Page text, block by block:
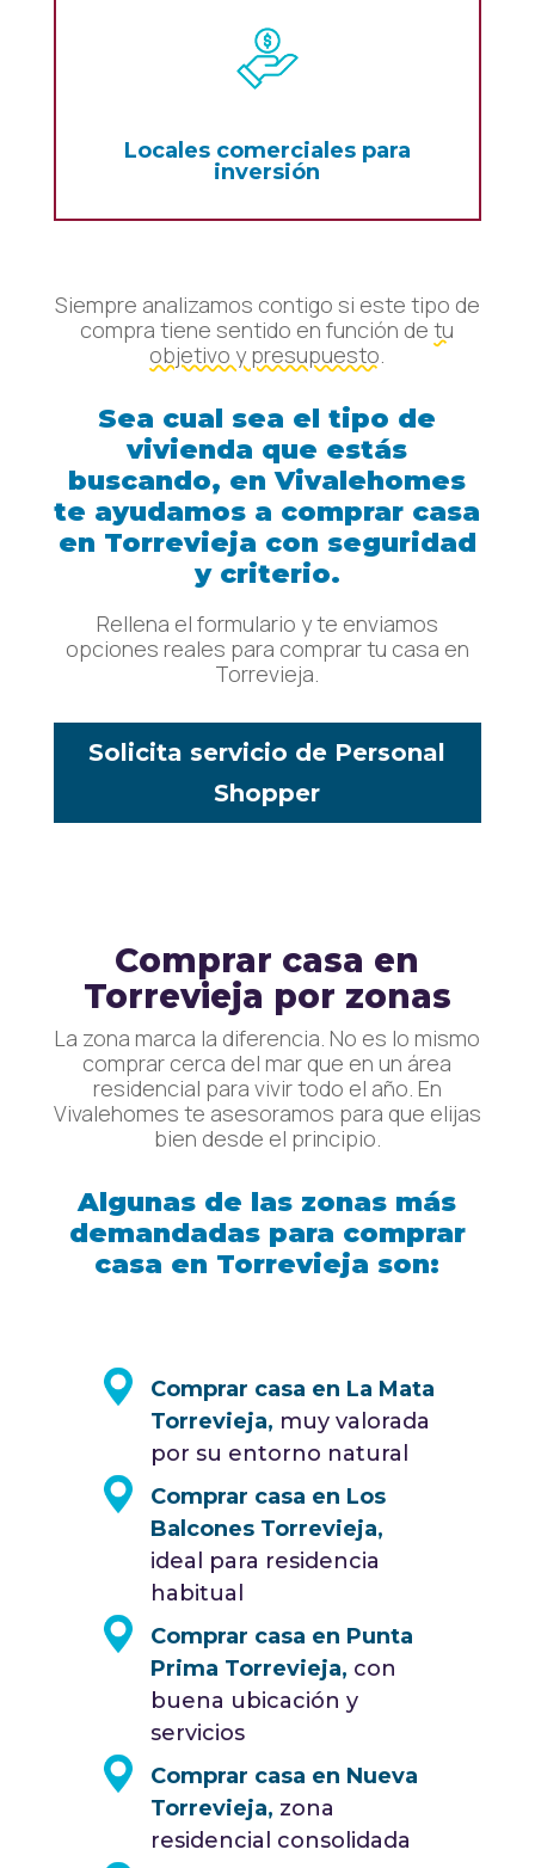
Locales comerciales para
inversión
Siempre analizamos contigo si este tipo de
compra tiene sentido en función detu
objetivo y presupuesto.
Sea cual sea el tipo de
vivienda que estás
buscando, en Vivalehomes
te ayudamos a comprar casa
en Torrevieja con seguridad
y criterio.
Rellena el formulario y te enviamos
opciones reales para comprar tu casa en
Torrevieja.
Solicita servicio de Personal
Shopper
Comprar casa en
Torrevieja por zonas
La zona marca la diferencia. No es lo mismo
comprar cerca del mar que en un área
residencial para vivir todo el año. En
Vivalehomes te asesoramos para que elijas
bien desde el principio.
Algunas de las zonas más
demandadas para comprar
casa en Torrevieja son:
Comprar casa en La Mata
Torrevieja, muy valorada
por su entorno natural
Comprar casa en Los
Balcones Torrevieja,
ideal para residencia
habitual
Comprar casa en Punta
Prima Torrevieja, con
buena ubicación y
servicios
Comprar casa en Nueva
Torrevieja, zona
residencial consolidada